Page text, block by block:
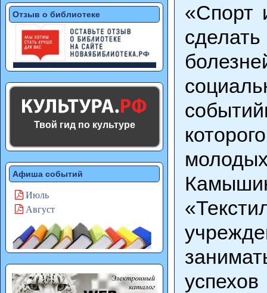
Отзыв о библиотеке
Твой гид по культуре
Афиша событий
Июль
Август
«Спорт